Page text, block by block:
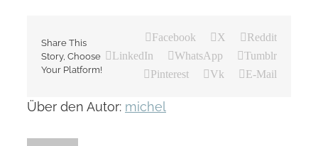
Share This
Story, Choose
Your Platform!
Facebook X
Reddit
LinkedIn
WhatsApp
Tumblr
Pinterest
Vk E-Mail
Über den Autor: michel